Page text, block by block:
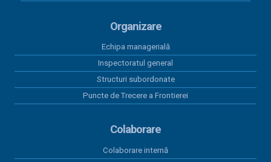
Program anual achiziții publice 2026 - versiunea 01
Program anual achiziții publice 2026 - versiunea 04
Organizare
Echipa managerială
Inspectoratul general
Structuri subordonate
Puncte de Trecere a Frontierei
Colaborare
Colaborare internă